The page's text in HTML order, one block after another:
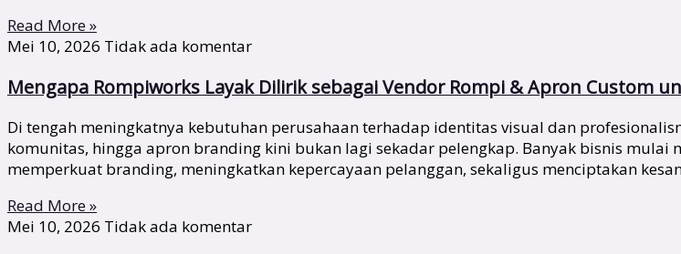
Read More »
Mei 10, 2026 Tidak ada komentar
Mengapa Rompiworks Layak Dilirik sebagai Vendor Rompi & Apron Custom
Di tengah meningkatnya kebutuhan perusahaan terhadap identitas visual dan
komunitas, hingga apron branding kini bukan lagi sekadar pelengkap. Banyak bisnis
memperkuat branding, meningkatkan kepercayaan pelanggan, sekaligus menciptakan
Read More »
Mei 10, 2026 Tidak ada komentar